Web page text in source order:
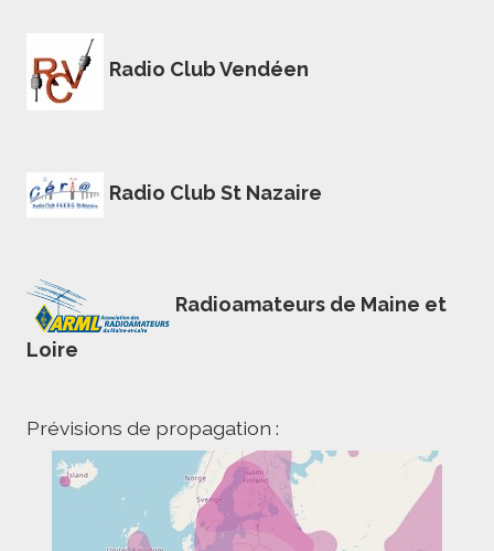
Radio Club Vendéen
Radio Club St Nazaire
Radioamateurs de Maine et
Loire
Prévisions de propagation :